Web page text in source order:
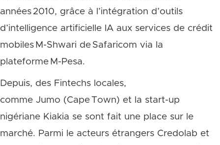
années 2010, grâce à l’intégration d’outils
d’intelligence artificielle IA aux services de crédit
mobiles M-Shwari de Safaricom via la
plateforme M-Pesa.
Depuis, des Fintechs locales,
comme Jumo (Cape Town) et la start-up
nigériane Kiakia se sont fait une place sur le
marché. Parmi le acteurs étrangers Credolab et